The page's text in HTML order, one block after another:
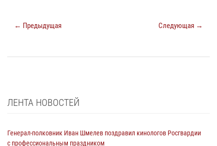
← Предыдущая Следующая →
ЛЕНТА НОВОСТЕЙ
Генерал-полковник Иван Шмелев поздравил кинологов Росгвардии
с профессиональным праздником